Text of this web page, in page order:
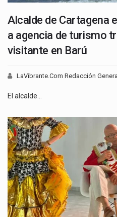
Alcalde de Cartagena
a agencia de turismo
visitante en Barú
LaVibrante.Com Redacción
El alcalde…